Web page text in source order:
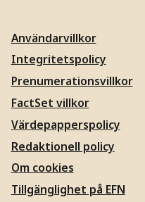
Användarvillkor
Integritetspolicy
Prenumerationsvillkor
FactSet villkor
Värdepapperspolicy
Redaktionell policy
Om cookies
Tillgänglighet på EFN